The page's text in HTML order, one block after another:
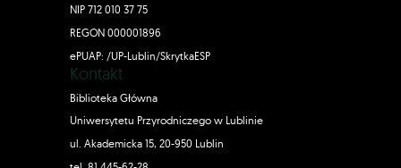
NIP 712 010 37 75
REGON 000001896
ePUAP: /UP-Lublin/SkrytkaESP
Kontakt
Biblioteka Główna
Uniwersytetu Przyrodniczego w Lublinie
ul. Akademicka 15, 20-950 Lublin